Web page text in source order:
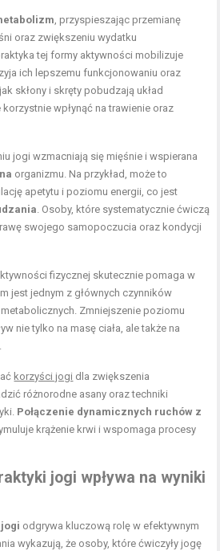
, przyspieszając przemianę
oraz zwiększeniu wydatku
tej formy aktywności mobilizuje
ich lepszemu funkcjonowaniu oraz
skłony i skręty pobudzają układ
wpłynąć na trawienie oraz
jogi wzmacniają się mięśnie i wspierana
organizmu. Na przykład, może to
apetytu i poziomu energii, co jest
. Osoby, które systematycznie ćwiczą
swojego samopoczucia oraz kondycji
fizycznej skutecznie pomaga w
jest jednym z głównych czynników
Zmniejszenie poziomu
nie tylko na masę ciała, ale także na
korzyści jogi dla zwiększenia
różnorodne asany oraz techniki
Połączenie dynamicznych ruchów z
krążenie krwi i wspomaga procesy
jogi wpływa na wyniki
odgrywa kluczową rolę w efektywnym
wykazują, że osoby, które ćwiczyły jogę